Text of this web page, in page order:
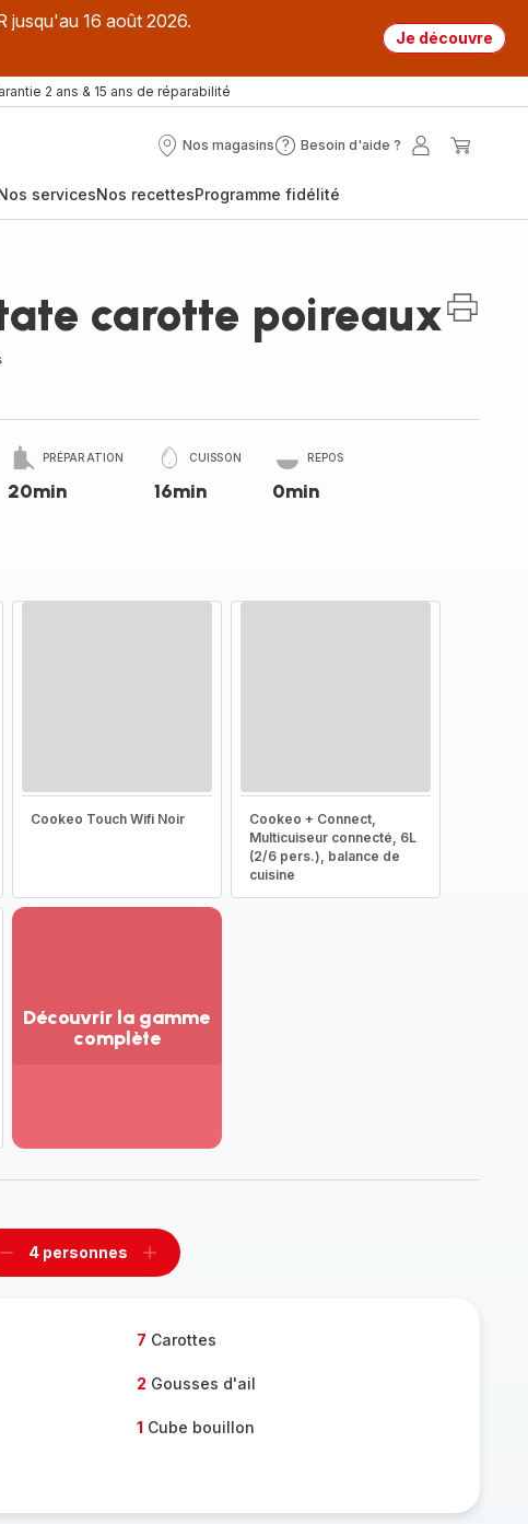
jusqu'au 16 août 2026.
Je découvre
2 ans & 15 ans de réparabilité
Nos magasins
Nos
Besoin d'aide ?
Besoin
?
Mon
servicesNos recettesProgramme fidélité
carotte poireaux
PRÉPARATION
20min
CUISSON
16min
REPOS
0min
Cookeo Touch Wifi Noir
Cookeo + Connect,
Multicuiseur connecté, 6L
(2/6 pers.), balance de
cuisine
Découvrir la gamme
complète
la
Supprimer
4 personnes
Ajouter
7 Carottes
2 Gousses d'ail
1 Cube bouillon